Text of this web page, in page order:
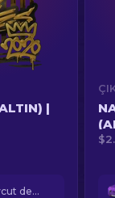
|
Kasalar mevcut değil